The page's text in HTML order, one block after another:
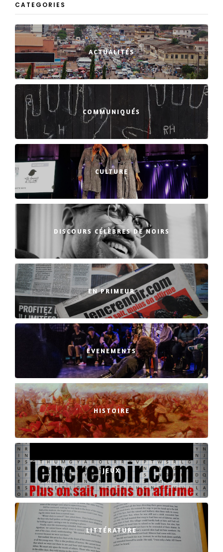
CATEGORIES
ACTUALITÉS
COMMUNIQUÉS
CULTURE
DISCOURS CÉLÈBRES DE NOIRS
EN PRIMEUR
EVENEMENTS
HISTOIRE
JEUX
LITTÉRATURE